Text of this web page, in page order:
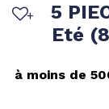
5
Eté
à moins de